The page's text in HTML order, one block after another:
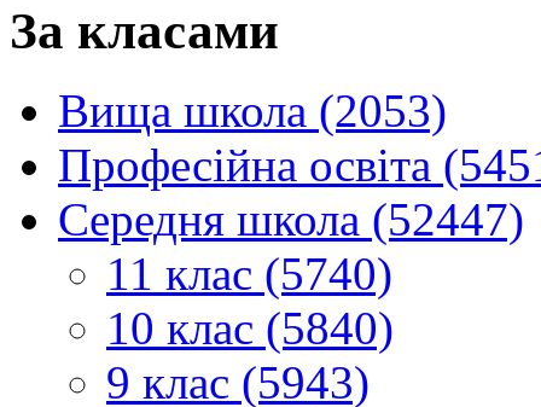
За класами
Вища школа (2053)
Професійна освіта
Середня школа (52447)
11 клас (5740)
10 клас (5840)
9 клас (5943)